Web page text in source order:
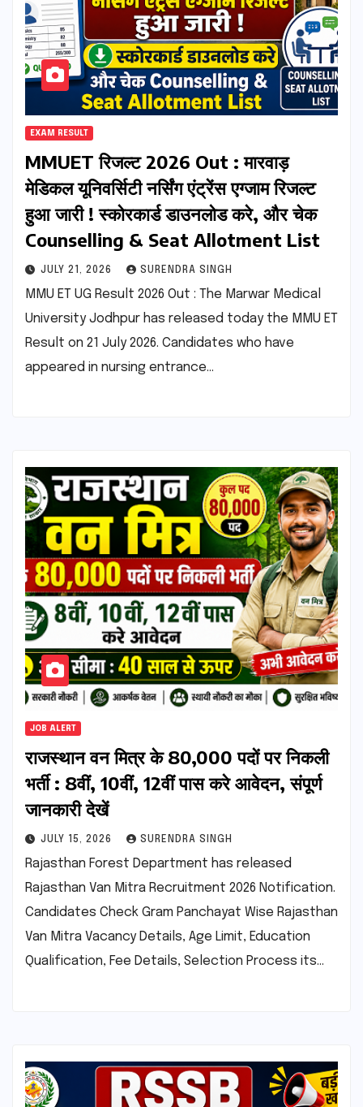
EXAM RESULT
MMUET रिजल्ट 2026 Out : मारवाड़
मेडिकल यूनिवर्सिटी नर्सिंग एंट्रेंस एग्जाम रिजल्ट
हुआ जारी ! स्कोरकार्ड डाउनलोड करे, और चेक
Counselling & Seat Allotment List
JULY 21, 2026 SURENDRA SINGH
MMU ET UG Result 2026 Out : The Marwar Medical
University Jodhpur has released today the MMU ET
Result on 21 July 2026. Candidates who have
appeared in nursing entrance…
JOB ALERT
राजस्थान वन मित्र के 80,000 पदों पर निकली
भर्ती : 8वीं, 10वीं, 12वीं पास करे आवेदन, संपूर्ण
जानकारी देखें
JULY 15, 2026 SURENDRA SINGH
Rajasthan Forest Department has released
Rajasthan Van Mitra Recruitment 2026 Notification.
Candidates Check Gram Panchayat Wise Rajasthan
Van Mitra Vacancy Details, Age Limit, Education
Qualification, Fee Details, Selection Process its…